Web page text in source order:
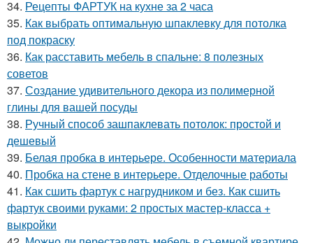
34. Рецепты ФАРТУК на кухне за 2 часа
35. Как выбрать оптимальную шпаклевку для потолка
под покраску
36. Как расставить мебель в спальне: 8 полезных
советов
37. Создание удивительного декора из полимерной
глины для вашей посуды
38. Ручный способ зашпаклевать потолок: простой и
дешевый
39. Белая пробка в интерьере. Особенности материала
40. Пробка на стене в интерьере. Отделочные работы
41. Как сшить фартук с нагрудником и без. Как сшить
фартук своими руками: 2 простых мастер-класса +
выкройки